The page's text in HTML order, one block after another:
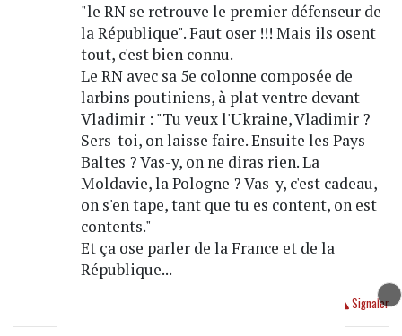
"le RN se retrouve le premier défenseur de
la République". Faut oser !!! Mais ils osent
tout, c'est bien connu.
Le RN avec sa 5e colonne composée de
larbins poutiniens, à plat ventre devant
Vladimir : "Tu veux l'Ukraine, Vladimir ?
Sers-toi, on laisse faire. Ensuite les Pays
Baltes ? Vas-y, on ne diras rien. La
Moldavie, la Pologne ? Vas-y, c'est cadeau,
on s'en tape, tant que tu es content, on est
contents."
Et ça ose parler de la France et de la
République...
Signaler